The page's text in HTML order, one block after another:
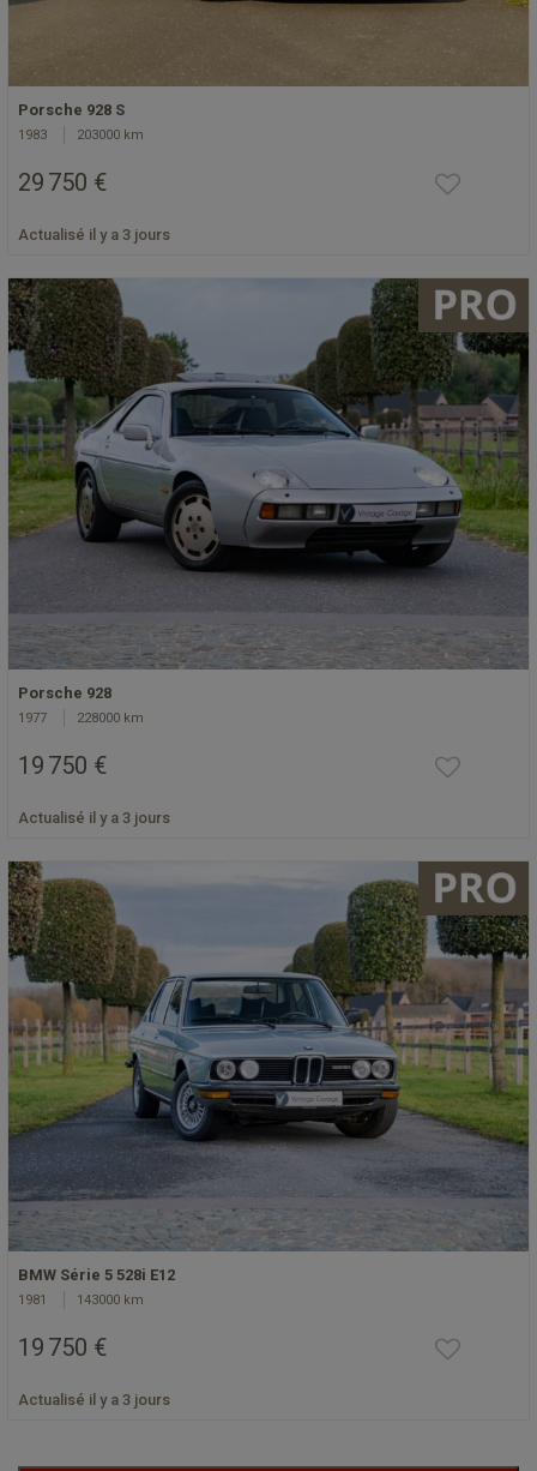
Porsche 928 S
1983 203000 km
29 750 €
Actualisé il y a 3 jours
Porsche 928
1977 228000 km
19 750 €
Actualisé il y a 3 jours
BMW Série 5 528i E12
1981 143000 km
19 750 €
Actualisé il y a 3 jours